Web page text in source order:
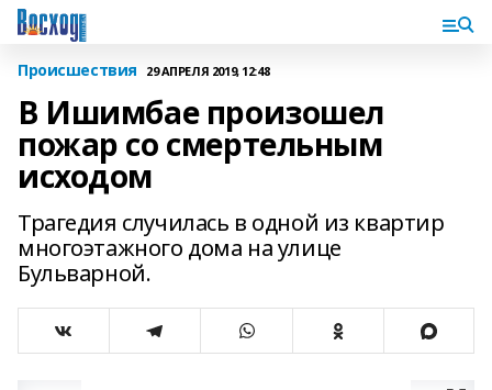
Происшествия 29 АПРЕЛЯ 2019, 12:48
В Ишимбае произошел
пожар со смертельным
исходом
Трагедия случилась в одной из квартир
многоэтажного дома на улице
Бульварной.